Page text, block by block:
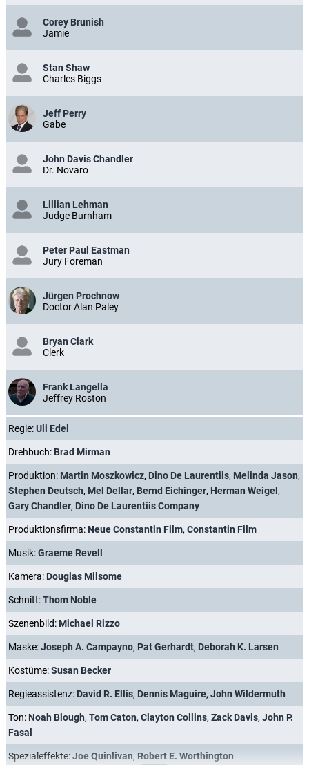
Corey Brunish
Jamie
Stan Shaw
Charles Biggs
Jeff Perry
Gabe
John Davis Chandler
Dr. Novaro
Lillian Lehman
Judge Burnham
Peter Paul Eastman
Jury Foreman
Jürgen Prochnow
Doctor Alan Paley
Bryan Clark
Clerk
Frank Langella
Jeffrey Roston
Regie:Uli Edel
Drehbuch: Brad Mirman
Produktion: Martin Moszkowicz, Dino De Laurentiis, Melinda Jason,
Stephen Deutsch, Mel Dellar, Bernd Eichinger, Herman Weigel ,
Gary Chandler, Dino De Laurentiis Company
Produktionsfirma: Neue Constantin Film, Constantin Film
Musik:Graeme Revell
Kamera: Douglas Milsome
Schnitt:Thom Noble
Szenenbild: Michael Rizzo
Maske:Joseph A. Campayno, Pat Gerhardt, Deborah K. Larsen
Kostüme:Susan Becker
Regieassistenz: David R. Ellis, Dennis Maguire, John Wildermuth
Ton: Noah Blough, Tom Caton, Clayton Collins, Zack Davis, John P.
Fasal
Spezialeffekte:Joe Quinlivan, Robert E. Worthington